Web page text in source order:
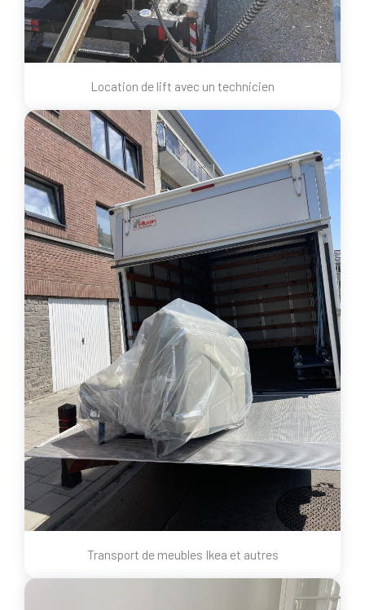
Location de lift avec un technicien
Transport de meubles Ikea et autres